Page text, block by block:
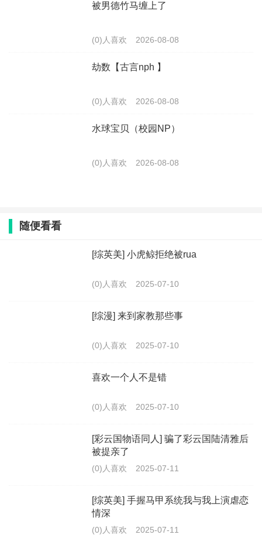
被男德竹马缠上了
(0)人喜欢 2026-08-08
劫数【古言nph 】
(0)人喜欢 2026-08-08
水球宝贝（校园NP）
(0)人喜欢 2026-08-08
随便看看
[综英美] 小虎鲸拒绝被rua
(0)人喜欢 2025-07-10
[综漫] 来到家教那些事
(0)人喜欢 2025-07-10
喜欢一个人不是错
(0)人喜欢 2025-07-10
[彩云国物语同人] 骗了彩云国陆清雅后
被提亲了
(0)人喜欢 2025-07-11
[综英美] 手握马甲系统我与我上演虐恋
情深
(0)人喜欢 2025-07-11